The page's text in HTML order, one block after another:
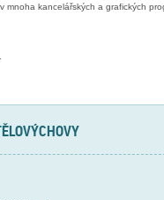
mnoha kancelářských a grafických